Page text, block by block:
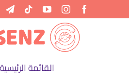
القائمة الرئيسية